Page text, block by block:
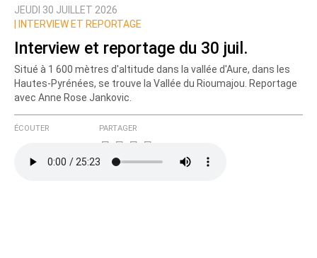
JEUDI 30 JUILLET 2026
INTERVIEW ET REPORTAGE
Interview et reportage du 30 juil.
Situé à 1 600 mètres d'altitude dans la vallée d'Aure, dans les
Hautes-Pyrénées, se trouve la Vallée du Rioumajou. Reportage
avec Anne Rose Jankovic.
ÉCOUTER PARTAGER